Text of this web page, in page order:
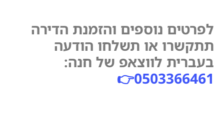
לפרטים נוספים והזמנת הדירה
תתקשרו או תשלחו הודעה
בעברית לווצאפ של חנה:
0503366461
👉